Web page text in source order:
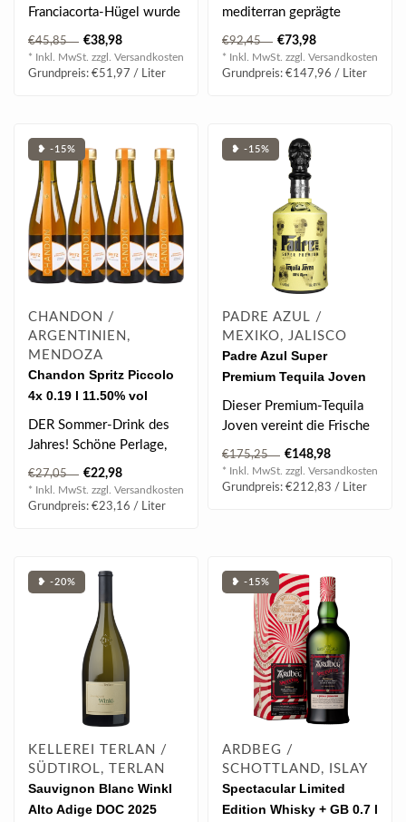
Franciacorta-Hügel wurde
der Brut Santus geboren...
€45,85 €38,98
* Inkl. MwSt. zzgl. Versandkosten
Grundpreis: €51,97 / Liter
mediterran geprägte
Zutaten zum Einsatz.
Unter anderem spielt ..
€92,45 €73,98
* Inkl. MwSt. zzgl. Versandkosten
Grundpreis: €147,96 / Liter
❥ -15%
CHANDON /
ARGENTINIEN,
MENDOZA
Chandon Spritz Piccolo
4x 0.19 l 11.50% vol
DER Sommer-Drink des
Jahres! Schöne Perlage,
elegant im Glas,
wunderbar fruchti..
€27,05 €22,98
* Inkl. MwSt. zzgl. Versandkosten
Grundpreis: €23,16 / Liter
❥ -15%
PADRE AZUL /
MEXIKO, JALISCO
Padre Azul Super
Premium Tequila Joven
Limited Artist "Indira
Monica Castellon"
vol
Dieser Premium-Tequila
Joven vereint die Frische
eines Blanco mit der
Eleganz ei..
€175,25 €148,98
* Inkl. MwSt. zzgl. Versandkosten
Grundpreis: €212,83 / Liter
❥ -20%
KELLEREI TERLAN /
SÜDTIROL, TERLAN
Sauvignon Blanc Winkl
Alto Adige DOC 2025
❥ -15%
ARDBEG /
SCHOTTLAND, ISLAY
Spectacular Limited
Edition Whisky + GB 0.7 l